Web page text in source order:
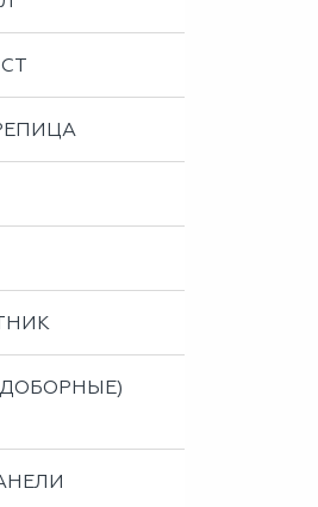
вентилируемых фасадов
металла